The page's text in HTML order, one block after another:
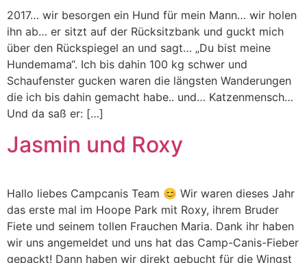
2017… wir besorgen ein Hund für mein Mann… wir holen
ihn ab… er sitzt auf der Rücksitzbank und guckt mich
über den Rückspiegel an und sagt… „Du bist meine
Hundemama“. Ich bis dahin 100 kg schwer und
Schaufenster gucken waren die längsten Wanderungen
die ich bis dahin gemacht habe.. und… Katzenmensch…
Und da saß er: […]
Jasmin und Roxy
Hallo liebes Campcanis Team 😊 Wir waren dieses Jahr
das erste mal im Hoope Park mit Roxy, ihrem Bruder
Fiete und seinem tollen Frauchen Maria. Dank ihr haben
wir uns angemeldet und uns hat das Camp-Canis-Fieber
gepackt! Dann haben wir direkt gebucht für die Wingst